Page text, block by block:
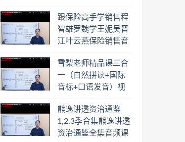
跟保险高手学销售程
智雄罗魏学王妮吴晋
江叶云燕保险销售音
盘下载学习
雪梨老师精品课三合
一（自然拼读+国际
音标+口语发音）视
载学习
熊逸讲透资治通鉴
1,2,3季合集熊逸讲透
资治通鉴全集音频课